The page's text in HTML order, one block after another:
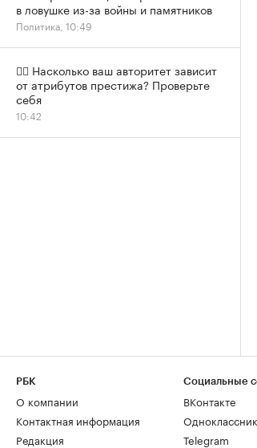
в ловушке из-за войны и памятников
Политика, 10:49
✍🏻 Насколько ваш авторитет зависит
от атрибутов престижа? Проверьте
себя
10:42
РБК
О компании
Контактная информация
Редакция
Социальные
ВКонтакте
Telegram